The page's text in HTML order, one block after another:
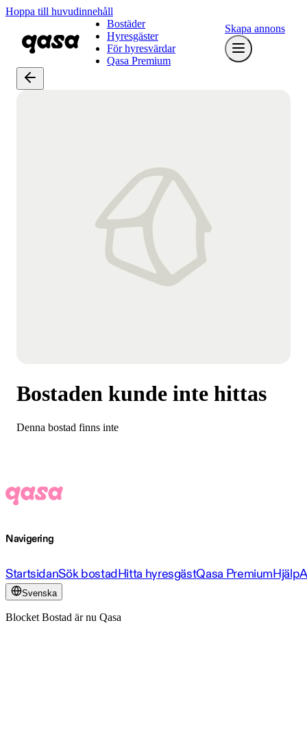
Hoppa till huvudinnehåll
Bostäder
Hyresgäster
För hyresvärdar
Qasa Premium
Skapa annons
Bostaden kunde inte hittas
Denna bostad finns inte
Navigering
StartsidanSök bostadHitta hyresgästQasa PremiumHjälp
Svenska
Blocket Bostad är nu Qasa